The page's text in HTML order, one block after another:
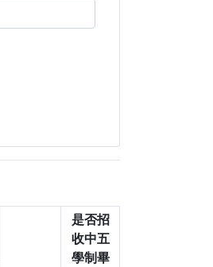
是否招
收中五
學制畢